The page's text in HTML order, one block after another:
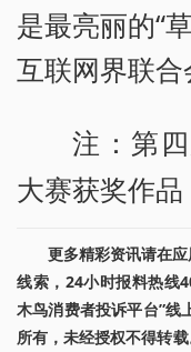
是最亮丽的“
互联网界联合
注：第
大赛获奖作品
更多精彩资讯请在
线索，24小时报料热线
木鸟消费者投诉平台”线
所有，未经授权不得转